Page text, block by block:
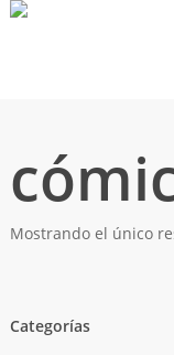
Mostrando el único
Categorías